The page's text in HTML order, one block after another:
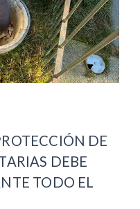
DE
DEBE
TODO EL